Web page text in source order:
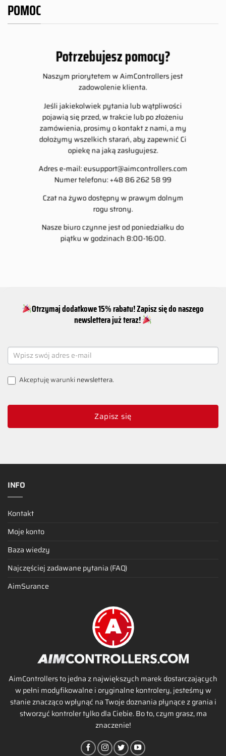
POMOC
Potrzebujesz pomocy?
Naszym priorytetem w AimControllers jest
zadowolenie klienta.
Jeśli jakiekolwiek pytania lub wątpliwości
pojawią się przed, w trakcie lub po złożeniu
zamówienia, prosimy o kontakt z nami, a my
dołożymy wszelkich starań, aby zapewnić Ci
opiekę na jaką zasługujesz.
Adres e-mail:eusupport@aimcontrollers.com
Numer telefonu: +48 86 262 58 99
Czat na żywo dostępny w prawym dolnym
rogu strony.
Nasze biuro czynne jest od poniedziałku do
piątku w godzinach 8:00-16:00.
Otrzymaj dodatkowe 15% rabatu! Zapisz się do naszego
newslettera już teraz!
NEWSLETTER
SIGNUP
Akceptuję warunkinewslettera.
Zapisz się
INFO
Kontakt
Moje konto
Baza wiedzy
Najczęściej zadawane pytania (FAQ)
AimSurance
AimControllers to jedna z największych marek dostarczających
w pełni modyfikowalne i oryginalne kontrolery, jesteśmy w
stanie znacząco wpłynąć na Twoje doznania płynące z grania i
stworzyć kontroler tylko dla Ciebie. Bo to, czym grasz, ma
znaczenie!